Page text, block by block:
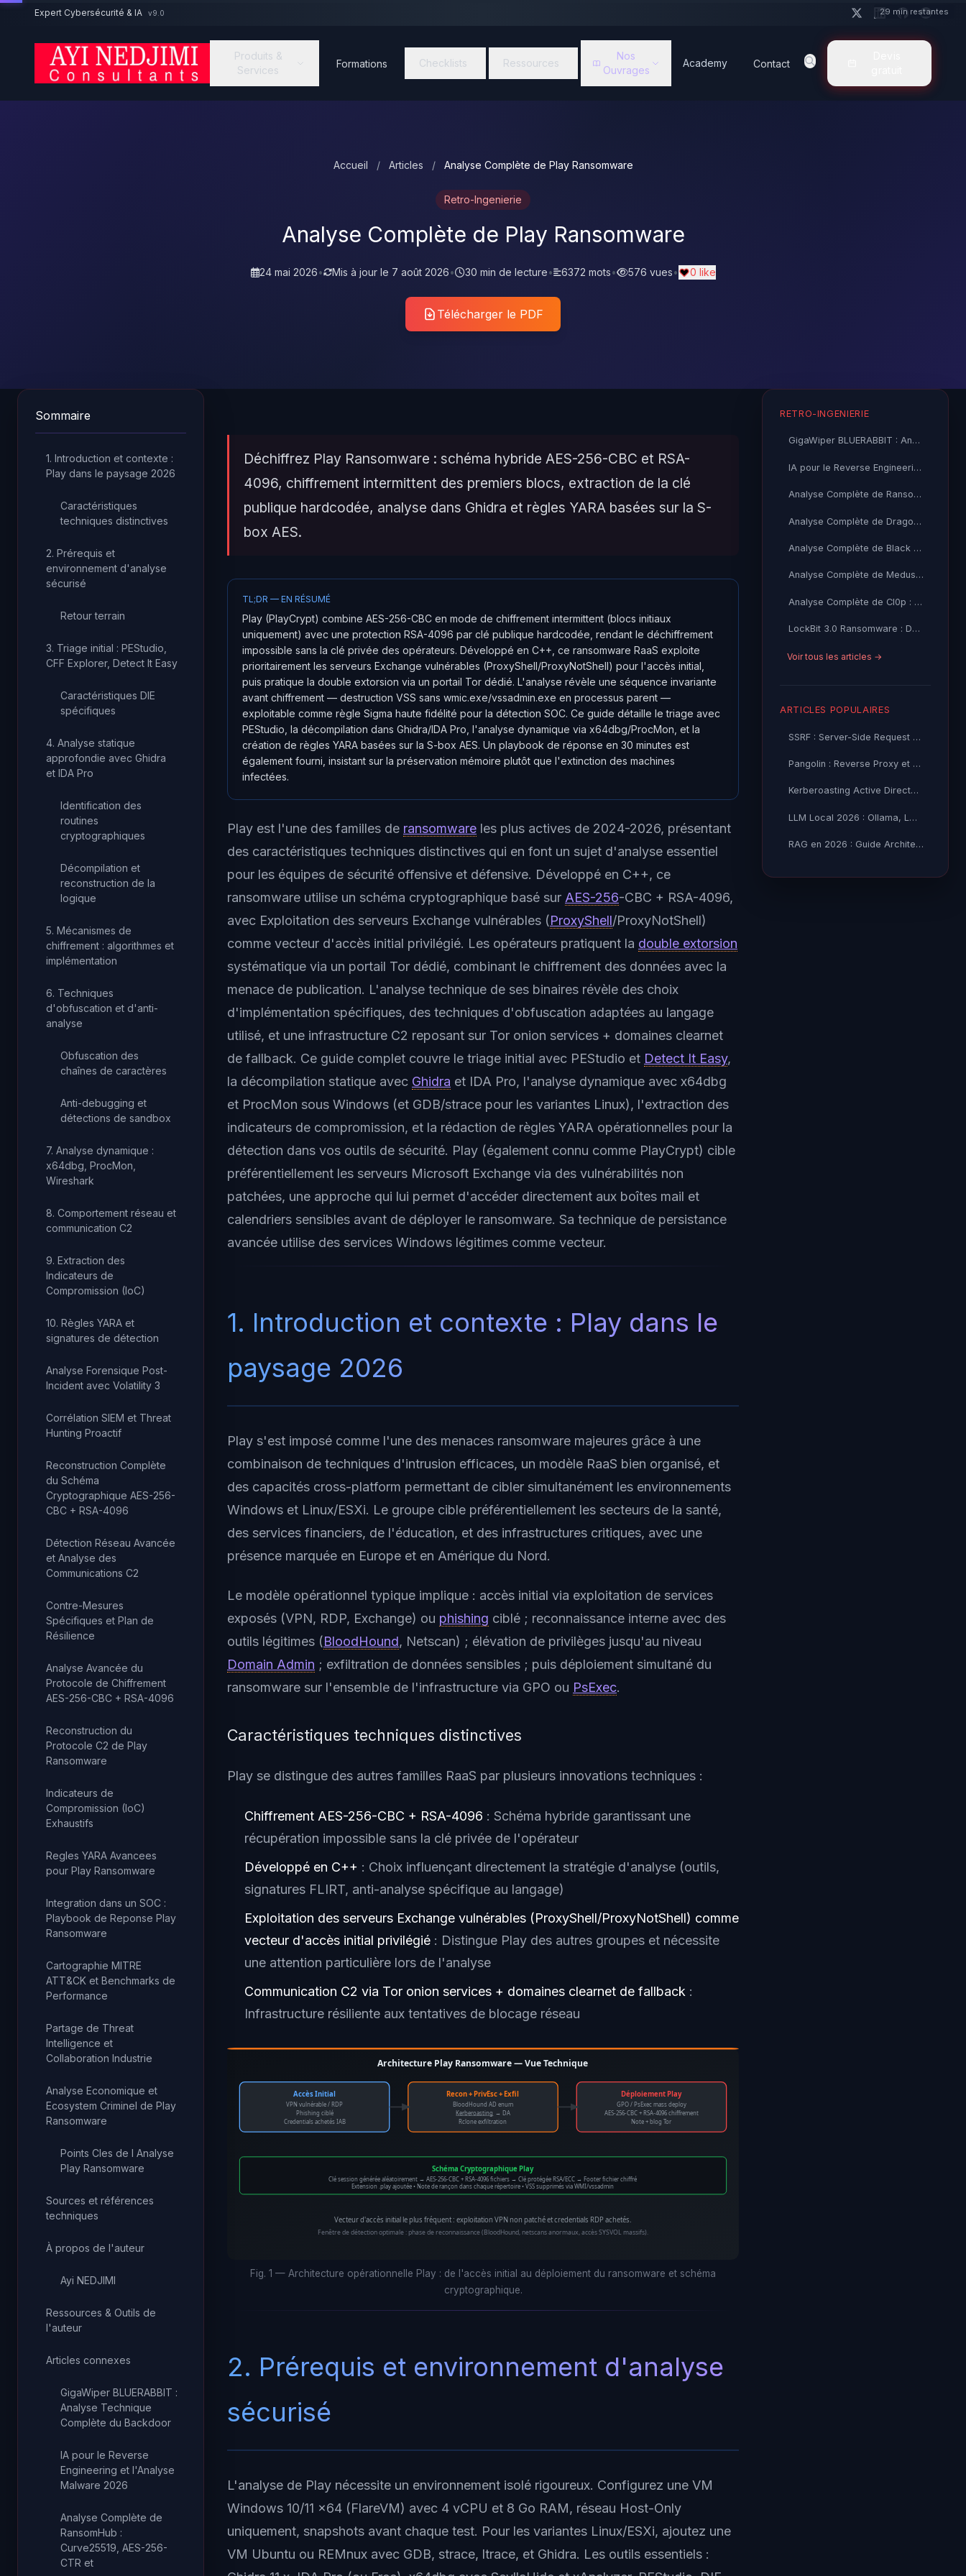
Aller au contenu principal
Expert Cybersécurité & IA v9.0
Produits &
Services
Formations Checklists Ressources
Nos
Ouvrages
Academy Contact
Accueil / Articles / Analyse Complète de Play Ransomware
Retro-Ingenierie
Analyse Complète de Play Ransomware
24 mai 2026• Mis à jour le 7 août 2026• 30 min de lecture• 6372 mots• 576 vues• 0 like
Télécharger le PDF
Sommaire
1. Introduction et contexte :
Play dans le paysage 2026
Caractéristiques
techniques distinctives
2. Prérequis et
environnement d'analyse
sécurisé
Retour terrain
3. Triage initial : PEStudio,
CFF Explorer, Detect It Easy
Caractéristiques DIE
spécifiques
4. Analyse statique
approfondie avec Ghidra
et IDA Pro
Identification des
routines
cryptographiques
Décompilation et
reconstruction de la
logique
5. Mécanismes de
chiffrement : algorithmes et
implémentation
6. Techniques
d'obfuscation et d'anti-
analyse
Obfuscation des
chaînes de caractères
Anti-debugging et
détections de sandbox
7. Analyse dynamique :
x64dbg, ProcMon,
Wireshark
8. Comportement réseau et
communication C2
9. Extraction des
Indicateurs de
Compromission (IoC)
10. Règles YARA et
signatures de détection
Analyse Forensique Post-
Incident avec Volatility 3
Corrélation SIEM et Threat
Hunting Proactif
Reconstruction Complète
du Schéma
Cryptographique AES-256-
CBC + RSA-4096
Détection Réseau Avancée
et Analyse des
Communications C2
Contre-Mesures
Spécifiques et Plan de
Résilience
Analyse Avancée du
Protocole de Chiffrement
AES-256-CBC + RSA-4096
Reconstruction du
Protocole C2 de Play
Ransomware
Indicateurs de
Compromission (IoC)
Exhaustifs
Regles YARA Avancees
pour Play Ransomware
Integration dans un SOC :
Playbook de Reponse Play
Ransomware
Cartographie MITRE
ATT&CK et Benchmarks de
Performance
Partage de Threat
Intelligence et
Collaboration Industrie
Analyse Economique et
Ecosystem Criminel de Play
Ransomware
Points Cles de l Analyse
Play Ransomware
Sources et références
techniques
À propos de l'auteur
Ayi NEDJIMI
Ressources & Outils de
l'auteur
Articles connexes
GigaWiper BLUERABBIT :
Analyse Technique
Complète du Backdoor
IA pour le Reverse
Engineering et l'Analyse
Malware 2026
Analyse Complète de
RansomHub :
Curve25519, AES-256-
CTR et
Déchiffrez Play Ransomware : schéma hybride AES-256-CBC et RSA-
4096, chiffrement intermittent des premiers blocs, extraction de la clé
publique hardcodée, analyse dans Ghidra et règles YARA basées sur la S-
box AES.
TL;DR — EN RÉSUMÉ
Play (PlayCrypt) combine AES-256-CBC en mode de chiffrement intermittent (blocs initiaux
uniquement) avec une protection RSA-4096 par clé publique hardcodée, rendant le déchiffrement
impossible sans la clé privée des opérateurs. Développé en C++, ce ransomware RaaS exploite
prioritairement les serveurs Exchange vulnérables (ProxyShell/ProxyNotShell) pour l'accès initial,
puis pratique la double extorsion via un portail Tor dédié. L'analyse révèle une séquence invariante
avant chiffrement — destruction VSS sans wmic.exe/vssadmin.exe en processus parent —
exploitable comme règle Sigma haute fidélité pour la détection SOC. Ce guide détaille le triage avec
PEStudio, la décompilation dans Ghidra/IDA Pro, l'analyse dynamique via x64dbg/ProcMon, et la
création de règles YARA basées sur la S-box AES. Un playbook de réponse en 30 minutes est
également fourni, insistant sur la préservation mémoire plutôt que l'extinction des machines
infectées.
Play est l'une des familles de ransomware les plus actives de 2024-2026, présentant
des caractéristiques techniques distinctives qui en font un sujet d'analyse essentiel
pour les équipes de sécurité offensive et défensive. Développé en C++, ce
ransomware utilise un schéma cryptographique basé sur AES-256-CBC + RSA-4096,
avec Exploitation des serveurs Exchange vulnérables (ProxyShell/ProxyNotShell)
comme vecteur d'accès initial privilégié. Les opérateurs pratiquent la double extorsion
systématique via un portail Tor dédié, combinant le chiffrement des données avec la
menace de publication. L'analyse technique de ses binaires révèle des choix
d'implémentation spécifiques, des techniques d'obfuscation adaptées au langage
utilisé, et une infrastructure C2 reposant sur Tor onion services + domaines clearnet
de fallback. Ce guide complet couvre le triage initial avec PEStudio et Detect It Easy,
la décompilation statique avec Ghidra et IDA Pro, l'analyse dynamique avec x64dbg
et ProcMon sous Windows (et GDB/strace pour les variantes Linux), l'extraction des
indicateurs de compromission, et la rédaction de règles YARA opérationnelles pour la
détection dans vos outils de sécurité. Play (également connu comme PlayCrypt) cible
préférentiellement les serveurs Microsoft Exchange via des vulnérabilités non
patchées, une approche qui lui permet d'accéder directement aux boîtes mail et
calendriers sensibles avant de déployer le ransomware. Sa technique de persistance
avancée utilise des services Windows légitimes comme vecteur.
1. Introduction et contexte : Play dans le
paysage 2026
Play s'est imposé comme l'une des menaces ransomware majeures grâce à une
combinaison de techniques d'intrusion efficaces, un modèle RaaS bien organisé, et
des capacités cross-platform permettant de cibler simultanément les environnements
Windows et Linux/ESXi. Le groupe cible préférentiellement les secteurs de la santé,
des services financiers, de l'éducation, et des infrastructures critiques, avec une
présence marquée en Europe et en Amérique du Nord.
Le modèle opérationnel typique implique : accès initial via exploitation de services
exposés (VPN, RDP, Exchange) ou phishing ciblé ; reconnaissance interne avec des
outils légitimes (BloodHound, Netscan) ; élévation de privilèges jusqu'au niveau
Domain Admin ; exfiltration de données sensibles ; puis déploiement simultané du
ransomware sur l'ensemble de l'infrastructure via GPO ou PsExec.
Caractéristiques techniques distinctives
Play se distingue des autres familles RaaS par plusieurs innovations techniques :
Chiffrement AES-256-CBC + RSA-4096 : Schéma hybride garantissant une
récupération impossible sans la clé privée de l'opérateur
Développé en C++ : Choix influençant directement la stratégie d'analyse (outils,
signatures FLIRT, anti-analyse spécifique au langage)
Exploitation des serveurs Exchange vulnérables (ProxyShell/ProxyNotShell) comme
vecteur d'accès initial privilégié : Distingue Play des autres groupes et nécessite
une attention particulière lors de l'analyse
Communication C2 via Tor onion services + domaines clearnet de fallback :
Infrastructure résiliente aux tentatives de blocage réseau
Architecture Play Ransomware — Vue Technique
Accès Initial
VPN vulnérable / RDP
Phishing ciblé
Credentials achetés IAB
Recon + PrivEsc + Exfil
BloodHound AD enum
Kerberoasting → DA
Rclone exfiltration
Déploiement Play
GPO / PsExec mass deploy
AES-256-CBC + RSA-4096 chiffrement
Note + blog Tor
Schéma Cryptographique Play
Clé session générée aléatoirement → AES-256-CBC + RSA-4096 fichiers → Clé protégée RSA/ECC → Footer fichier chiffré
Extension .play ajoutée • Note de rançon dans chaque répertoire • VSS supprimés via WMI/vssadmin
Vecteur d'accès initial le plus fréquent : exploitation VPN non patché et credentials RDP achetés.
Fenêtre de détection optimale : phase de reconnaissance (BloodHound, netscans anormaux, accès SYSVOL massifs).
Fig. 1 — Architecture opérationnelle Play : de l'accès initial au déploiement du ransomware et schéma
cryptographique.
2. Prérequis et environnement d'analyse
sécurisé
L'analyse de Play nécessite un environnement isolé rigoureux. Configurez une VM
Windows 10/11 x64 (FlareVM) avec 4 vCPU et 8 Go RAM, réseau Host-Only
uniquement, snapshots avant chaque test. Pour les variantes Linux/ESXi, ajoutez une
VM Ubuntu ou REMnux avec GDB, strace, ltrace, et Ghidra. Les outils essentiels :
RETRO-INGENIERIE
GigaWiper BLUERABBIT : Analyse Technique Complète du Backdoor
IA pour le Reverse Engineering et l'Analyse Malware 2026
Analyse Complète de RansomHub : Curve25519, AES-256-CTR et
Analyse Complète de DragonForce : ChaCha20-Poly1305, Fork
Analyse Complète de Black Basta
Analyse Complète de Medusa Ransomware : AES-256-CBC, RSA-2048
Analyse Complète de Cl0p : RC4, WMI VSS et Variantes ESXi
LockBit 3.0 Ransomware : Décompilation et Analyse Technique
Voir tous les articles →
ARTICLES POPULAIRES
SSRF : Server-Side Request Forgery — Exploitation Avancée
Pangolin : Reverse Proxy et Tunnel Self-Hosted — Guide
Kerberoasting Active Directory : Attaque et Défense 2026
LLM Local 2026 : Ollama, LM Studio ou vLLM — Quel Outil selon
RAG en 2026 : Guide Architecture, Vectorisation & Chunking
29 min restantes